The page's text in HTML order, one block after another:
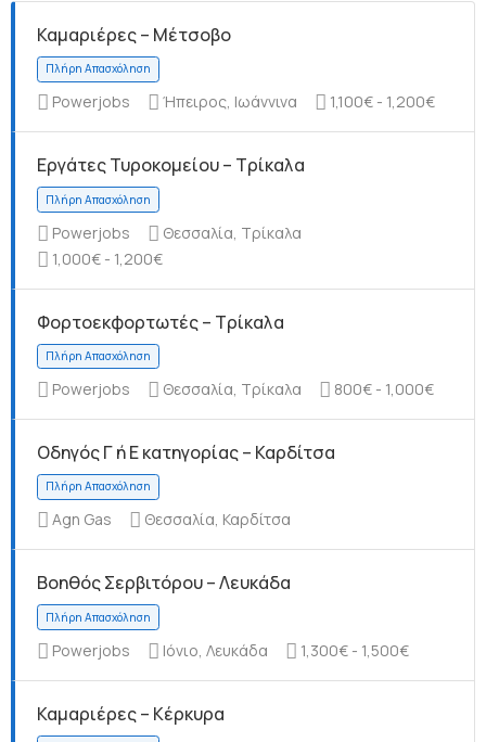
Καμαριέρες – Μέτσοβο
Πλήρη Απασχόληση
Powerjobs Ήπειρος, Ιωάννινα 1,100€ - 1,200€
Εργάτες Τυροκομείου – Τρίκαλα
Πλήρη Απασχόληση
Powerjobs
Θεσσαλία, Τρίκαλα
1,000€ - 1,200€
Φορτοεκφορτωτές – Τρίκαλα
Πλήρη Απασχόληση
Powerjobs Θεσσαλία, Τρίκαλα 800€ - 1,000€
Οδηγός Γ ή Ε κατηγορίας – Καρδίτσα
Agn Gas Θεσσαλία, Καρδίτσα
Βοηθός Σερβιτόρου – Λευκάδα
Powerjobs Ιόνιο, Λευκάδα 1,300€ - 1,500€
Καμαριέρες – Κέρκυρα